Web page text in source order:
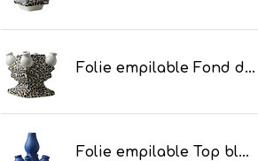
Folie empilable Fond d...
Folie empilable Top bl...